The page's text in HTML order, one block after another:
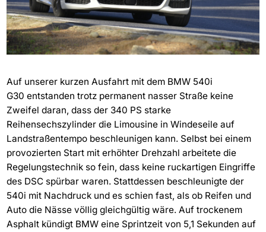
Auf unserer kurzen Ausfahrt mit dem BMW 540i
G30 entstanden trotz permanent nasser Straße keine
Zweifel daran, dass der 340 PS starke
Reihensechszylinder die Limousine in Windeseile auf
Landstraßentempo beschleunigen kann. Selbst bei einem
provozierten Start mit erhöhter Drehzahl arbeitete die
Regelungstechnik so fein, dass keine ruckartigen Eingriffe
des DSC spürbar waren. Stattdessen beschleunigte der
540i mit Nachdruck und es schien fast, als ob Reifen und
Auto die Nässe völlig gleichgültig wäre. Auf trockenem
Asphalt kündigt BMW eine Sprintzeit von 5,1 Sekunden auf